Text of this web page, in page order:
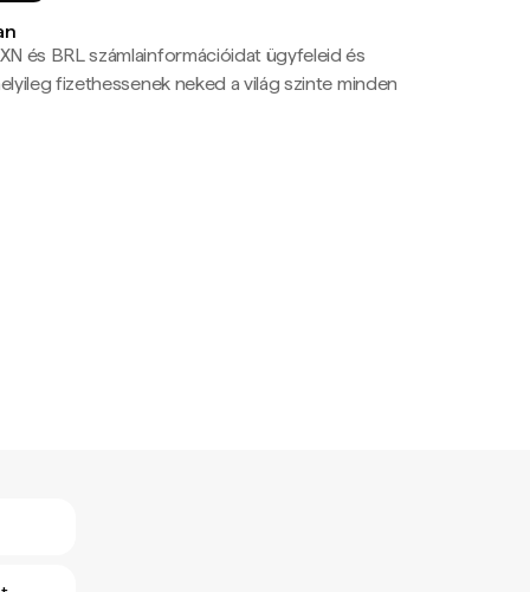
és BRL számlainformációidat ügyfeleid és
fizethessenek neked a világ szinte minden